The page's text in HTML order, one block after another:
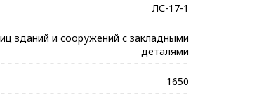
ЛС-17-1
зданий и сооружений с закладными
деталями
1650